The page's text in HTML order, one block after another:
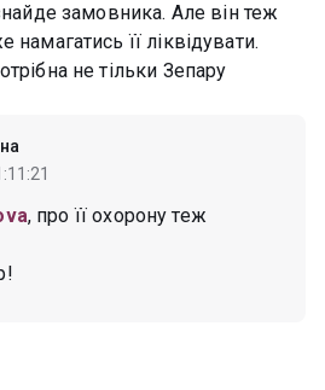
замовника. Але він теж
її ліквідувати.
не тільки Зепару
, про її охорону теж